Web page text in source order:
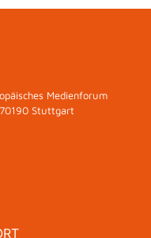
Medienforum
Stuttgart